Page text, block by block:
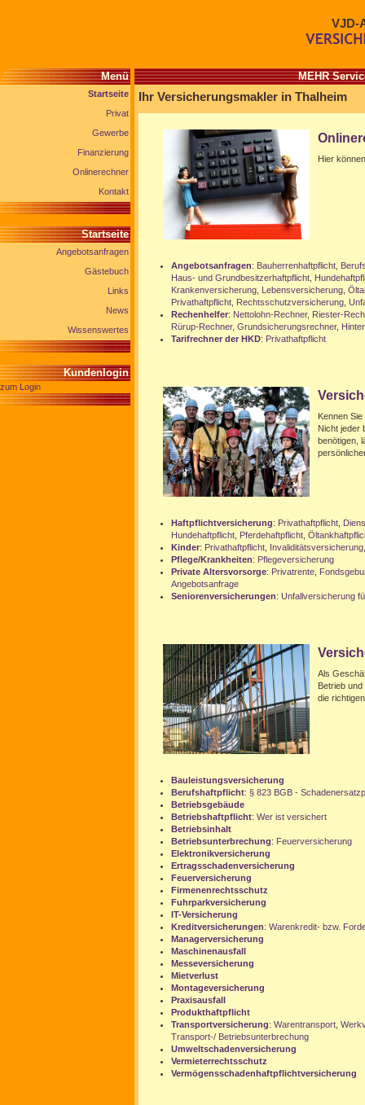
VJD-
Menü
Startseite
Privat
Gewerbe
Finanzierung
Onlinerechner
Kontakt
Startseite
Angebotsanfragen
Gästebuch
Links
News
Wissenswertes
Kundenlogin
zum Login
MEHR
Ihr Versicherungsmakler in Thalheim
Hier
Angebotsanfragen: Bauherrenhaftpflicht
Haus- und Grundbesitzerhaftpflicht
Krankenversicherung Lebensversicherung
Privathaftpflicht Rechtsschutzversicherung
Rechenhelfer: Nettolohn-Rechner, Riester-
Rürup-Rechner, Grundsicherungsrechner,
Tarifrechner der HKD: Privathaftpflicht
Kennen
Nicht jeder
benötigen,
Haftpflichtversicherung: Privathaftpflicht
Hundehaftpflicht Pferdehaftpflicht
Kinder: Privathaftpflicht Invaliditätsversicherung
Pflege/Krankheiten: Pflegeversicherung
Private Altersvorsorge: Privatrente
Angebotsanfrage
Seniorenversicherungen: Unfallversicherung
Als
Betrieb
die
Bauleistungsversicherung
Berufshaftpflicht: § 823 BGB -
Betriebsgebäude
Betriebshaftpflicht: Wer ist versichert
Betriebsinhalt
Betriebsunterbrechung: Feuerversicherung
Elektronikversicherung
Ertragsschadenversicherung
Feuerversicherung
Firmenenrechtsschutz
Fuhrparkversicherung
IT-Versicherung
Kreditversicherungen: Warenkredit- bzw.
Managerversicherung
Maschinenausfall
Messeversicherung
Mietverlust
Montageversicherung
Praxisausfall
Produkthaftpflicht
Transportversicherung: Warentransport
Transport-/ Betriebsunterbrechung
Umweltschadenversicherung
Vermieterrechtsschutz
Vermögensschadenhaftpflichtversicherung